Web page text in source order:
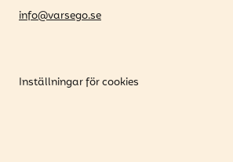
info@varsego.se
Inställningar för cookies